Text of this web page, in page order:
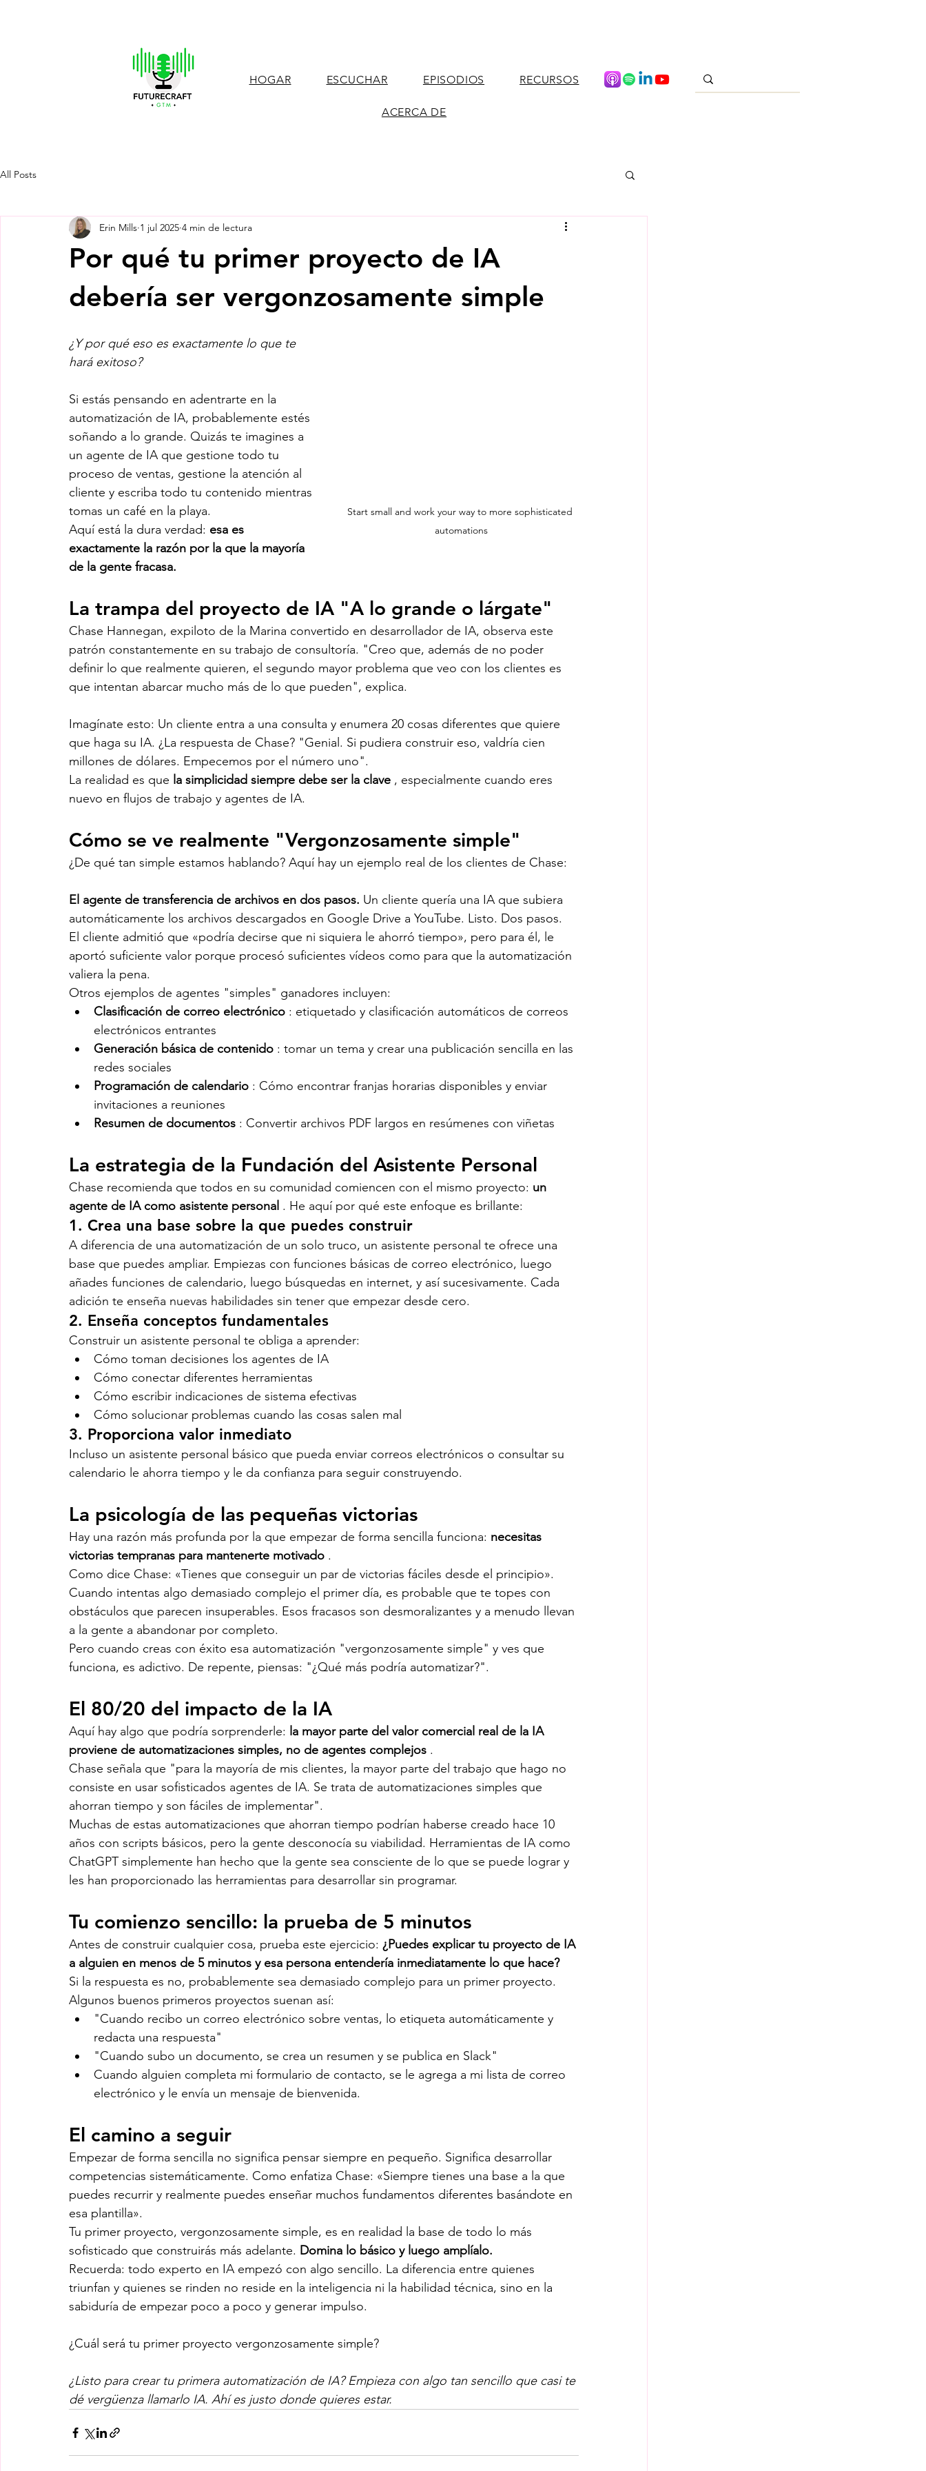
HOGAR ESCUCHAR EPISODIOS RECURSOS
ACERCA DE
All Posts
Por qué tu primer proyecto de IA
debería ser vergonzosamente simple
Erin Mills 1 jul 2025 4 min de lectura
Start small and work your way to more sophisticated
automations
¿Y por qué eso es exactamente lo que te
hará exitoso?
Si estás pensando en adentrarte en la
automatización de IA, probablemente estés
soñando a lo grande. Quizás te imagines a
un agente de IA que gestione todo tu
proceso de ventas, gestione la atención al
cliente y escriba todo tu contenido mientras
tomas un café en la playa.
Aquí está la dura verdad: esa es
exactamente la razón por la que la mayoría
de la gente fracasa.
La trampa del proyecto de IA "A lo grande o lárgate"
Chase Hannegan, expiloto de la Marina convertido en desarrollador de IA, observa este
patrón constantemente en su trabajo de consultoría. "Creo que, además de no poder
definir lo que realmente quieren, el segundo mayor problema que veo con los clientes es
que intentan abarcar mucho más de lo que pueden", explica.
Imagínate esto: Un cliente entra a una consulta y enumera 20 cosas diferentes que quiere
que haga su IA. ¿La respuesta de Chase? "Genial. Si pudiera construir eso, valdría cien
millones de dólares. Empecemos por el número uno".
La realidad es que la simplicidad siempre debe ser la clave , especialmente cuando eres
nuevo en flujos de trabajo y agentes de IA.
Cómo se ve realmente "Vergonzosamente simple"
¿De qué tan simple estamos hablando? Aquí hay un ejemplo real de los clientes de Chase:
El agente de transferencia de archivos en dos pasos. Un cliente quería una IA que subiera
automáticamente los archivos descargados en Google Drive a YouTube. Listo. Dos pasos.
El cliente admitió que «podría decirse que ni siquiera le ahorró tiempo», pero para él, le
aportó suficiente valor porque procesó suficientes vídeos como para que la automatización
valiera la pena.
Otros ejemplos de agentes "simples" ganadores incluyen:
Clasificación de correo electrónico : etiquetado y clasificación automáticos de correos
electrónicos entrantes
Generación básica de contenido : tomar un tema y crear una publicación sencilla en las
redes sociales
Programación de calendario : Cómo encontrar franjas horarias disponibles y enviar
invitaciones a reuniones
Resumen de documentos : Convertir archivos PDF largos en resúmenes con viñetas
La estrategia de la Fundación del Asistente Personal
Chase recomienda que todos en su comunidad comiencen con el mismo proyecto: un
agente de IA como asistente personal . He aquí por qué este enfoque es brillante:
1. Crea una base sobre la que puedes construir
A diferencia de una automatización de un solo truco, un asistente personal te ofrece una
base que puedes ampliar. Empiezas con funciones básicas de correo electrónico, luego
añades funciones de calendario, luego búsquedas en internet, y así sucesivamente. Cada
adición te enseña nuevas habilidades sin tener que empezar desde cero.
2. Enseña conceptos fundamentales
Construir un asistente personal te obliga a aprender:
Cómo toman decisiones los agentes de IA
Cómo conectar diferentes herramientas
Cómo escribir indicaciones de sistema efectivas
Cómo solucionar problemas cuando las cosas salen mal
3. Proporciona valor inmediato
Incluso un asistente personal básico que pueda enviar correos electrónicos o consultar su
calendario le ahorra tiempo y le da confianza para seguir construyendo.
La psicología de las pequeñas victorias
Hay una razón más profunda por la que empezar de forma sencilla funciona: necesitas
victorias tempranas para mantenerte motivado .
Como dice Chase: «Tienes que conseguir un par de victorias fáciles desde el principio».
Cuando intentas algo demasiado complejo el primer día, es probable que te topes con
obstáculos que parecen insuperables. Esos fracasos son desmoralizantes y a menudo llevan
a la gente a abandonar por completo.
Pero cuando creas con éxito esa automatización "vergonzosamente simple" y ves que
funciona, es adictivo. De repente, piensas: "¿Qué más podría automatizar?".
El 80/20 del impacto de la IA
Aquí hay algo que podría sorprenderle: la mayor parte del valor comercial real de la IA
proviene de automatizaciones simples, no de agentes complejos .
Chase señala que "para la mayoría de mis clientes, la mayor parte del trabajo que hago no
consiste en usar sofisticados agentes de IA. Se trata de automatizaciones simples que
ahorran tiempo y son fáciles de implementar".
Muchas de estas automatizaciones que ahorran tiempo podrían haberse creado hace 10
años con scripts básicos, pero la gente desconocía su viabilidad. Herramientas de IA como
ChatGPT simplemente han hecho que la gente sea consciente de lo que se puede lograr y
les han proporcionado las herramientas para desarrollar sin programar.
Tu comienzo sencillo: la prueba de 5 minutos
Antes de construir cualquier cosa, prueba este ejercicio: ¿Puedes explicar tu proyecto de IA
a alguien en menos de 5 minutos y esa persona entendería inmediatamente lo que hace?
Si la respuesta es no, probablemente sea demasiado complejo para un primer proyecto.
Algunos buenos primeros proyectos suenan así:
"Cuando recibo un correo electrónico sobre ventas, lo etiqueta automáticamente y
redacta una respuesta"
"Cuando subo un documento, se crea un resumen y se publica en Slack"
Cuando alguien completa mi formulario de contacto, se le agrega a mi lista de correo
electrónico y le envía un mensaje de bienvenida.
El camino a seguir
Empezar de forma sencilla no significa pensar siempre en pequeño. Significa desarrollar
competencias sistemáticamente. Como enfatiza Chase: «Siempre tienes una base a la que
puedes recurrir y realmente puedes enseñar muchos fundamentos diferentes basándote en
esa plantilla».
Tu primer proyecto, vergonzosamente simple, es en realidad la base de todo lo más
sofisticado que construirás más adelante. Domina lo básico y luego amplíalo.
Recuerda: todo experto en IA empezó con algo sencillo. La diferencia entre quienes
triunfan y quienes se rinden no reside en la inteligencia ni la habilidad técnica, sino en la
sabiduría de empezar poco a poco y generar impulso.
¿Cuál será tu primer proyecto vergonzosamente simple?
¿Listo para crear tu primera automatización de IA? Empieza con algo tan sencillo que casi te
dé vergüenza llamarlo IA. Ahí es justo donde quieres estar.